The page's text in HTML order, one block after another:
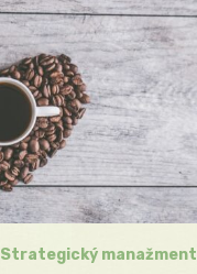
Strategický manažment